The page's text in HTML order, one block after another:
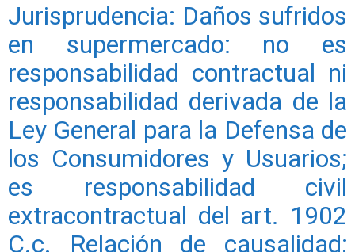
Jurisprudencia: Daños sufridos
en supermercado: no es
responsabilidad contractual ni
responsabilidad derivada de la
Ley General para la Defensa de
los Consumidores y Usuarios;
es responsabilidad civil
extracontractual del art. 1902
C.c. Relación de causalidad;